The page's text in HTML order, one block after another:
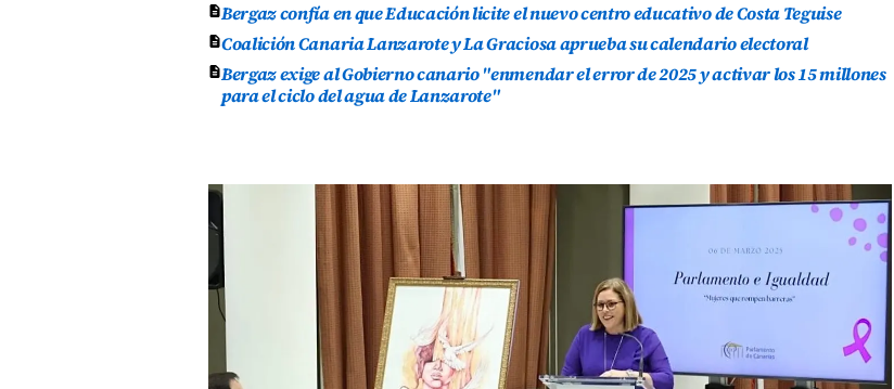
Bergaz confía en que Educación licite el nuevo centro educativo de Costa Teguise
Coalición Canaria Lanzarote y La Graciosa aprueba su calendario electoral
Bergaz exige al Gobierno canario "enmendar el error de 2025 y activar los 15 millones
para el ciclo del agua de Lanzarote"